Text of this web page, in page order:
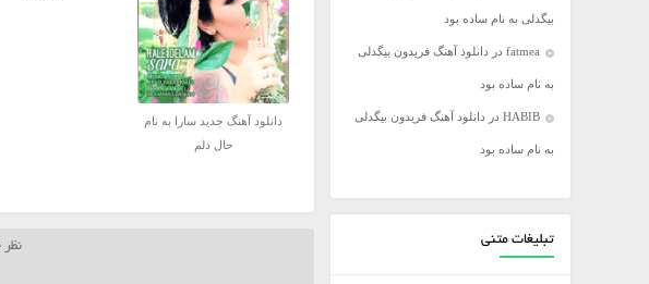
مرتضی سرمدی
مهدی جهانی
مهدی یغمایی
میثم ابراهیمی
میلاد راستاد
بیگدلی به نام ساده بود
fatmea در دانلود آهنگ فریدون بیگدلی
به نام ساده بود
HABIB در دانلود آهنگ فریدون بیگدلی
به نام ساده بود
تبلیغات متنی
دانلود آهنگ جدید سارا به نام
حال دلم